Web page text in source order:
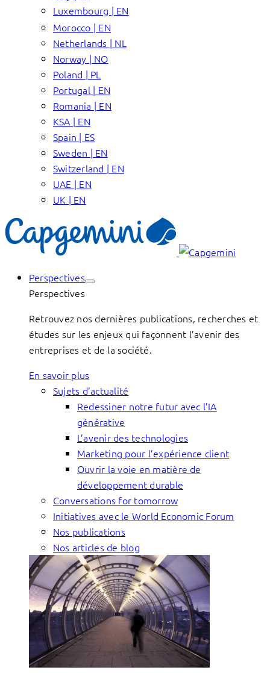
Luxembourg | EN
Morocco | EN
Netherlands | NL
Norway | NO
Poland | PL
Portugal | EN
Romania | EN
KSA | EN
Spain | ES
Sweden | EN
Switzerland | EN
UAE | EN
UK | EN
Perspectives
Perspectives
Retrouvez nos dernières publications, recherches et
études sur les enjeux qui façonnent l’avenir des
entreprises et de la société.
En savoir plus
Sujets d’actualité
Redessiner notre futur avec l’IA
générative
L’avenir des technologies
Marketing pour l’expérience client
Ouvrir la voie en matière de
développement durable
Conversations for tomorrow
Initiatives avec le World Economic Forum
Nos publications
Nos articles de blog